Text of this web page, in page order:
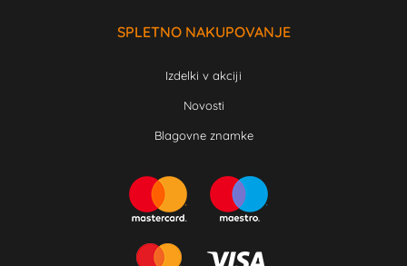
SPLETNO NAKUPOVANJE
Izdelki v akciji
Novosti
Blagovne znamke